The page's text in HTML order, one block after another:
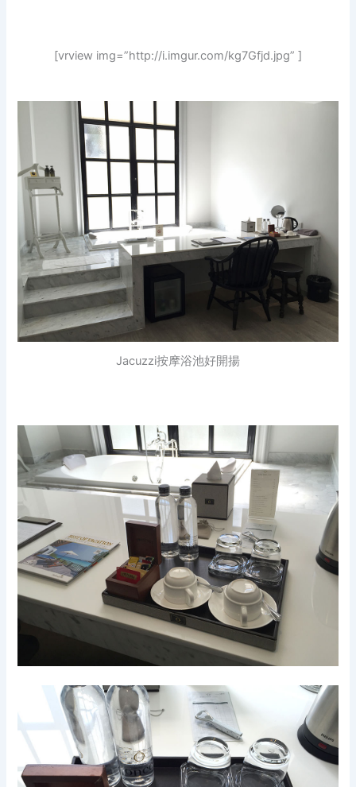
[vrview img=”http://i.imgur.com/kg7Gfjd.jpg” ]
Jacuzzi按摩浴池好開揚